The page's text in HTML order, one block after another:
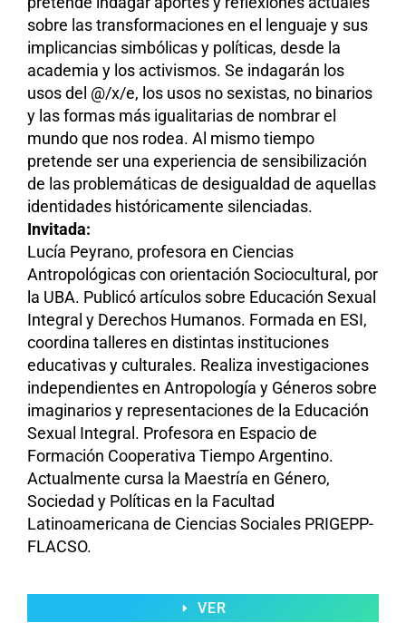
sobre las transformaciones en el lenguaje y sus
implicancias simbólicas y políticas, desde la
academia y los activismos. Se indagarán los
usos del @/x/e, los usos no sexistas, no binarios
y las formas más igualitarias de nombrar el
mundo que nos rodea. Al mismo tiempo
pretende ser una experiencia de sensibilización
de las problemáticas de desigualdad de aquellas
identidades históricamente silenciadas.
Invitada:
Lucía Peyrano, profesora en Ciencias
Antropológicas con orientación Sociocultural, por
la UBA. Publicó artículos sobre Educación Sexual
Integral y Derechos Humanos. Formada en ESI,
coordina talleres en distintas instituciones
educativas y culturales. Realiza investigaciones
independientes en Antropología y Géneros sobre
imaginarios y representaciones de la Educación
Sexual Integral. Profesora en Espacio de
Formación Cooperativa Tiempo Argentino.
Actualmente cursa la Maestría en Género,
Sociedad y Políticas en la Facultad
Latinoamericana de Ciencias Sociales PRIGEPP-
FLACSO.
VER